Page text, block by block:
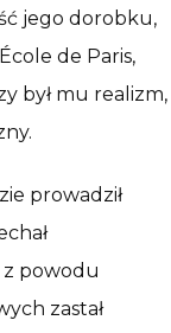
jego dorobku,
de Paris,
był mu realizm,
prowadził
z powodu
zastał